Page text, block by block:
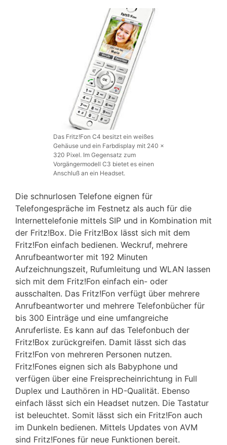
Das Fritz!Fon C4 besitzt ein weißes
Gehäuse und ein Farbdisplay mit 240 x
320 Pixel. Im Gegensatz zum
Vorgängermodell C3 bietet es einen
Anschluß an ein Headset.
Die schnurlosen Telefone eignen für
Telefongespräche im Festnetz als auch für die
Internettelefonie mittels SIP und in Kombination mit
der Fritz!Box. Die Fritz!Box lässt sich mit dem
Fritz!Fon einfach bedienen. Weckruf, mehrere
Anrufbeantworter mit 192 Minuten
Aufzeichnungszeit, Rufumleitung und WLAN lassen
sich mit dem Fritz!Fon einfach ein- oder
ausschalten. Das Fritz!Fon verfügt über mehrere
Anrufbeantworter und mehrere Telefonbücher für
bis 300 Einträge und eine umfangreiche
Anruferliste. Es kann auf das Telefonbuch der
Fritz!Box zurückgreifen. Damit lässt sich das
Fritz!Fon von mehreren Personen nutzen.
Fritz!Fones eignen sich als Babyphone und
verfügen über eine Freisprecheinrichtung in Full
Duplex und Lauthören in HD-Qualität. Ebenso
einfach lässt sich ein Headset nutzen. Die Tastatur
ist beleuchtet. Somit lässt sich ein Fritz!Fon auch
im Dunkeln bedienen. Mittels Updates von AVM
sind Fritz!Fones für neue Funktionen bereit.